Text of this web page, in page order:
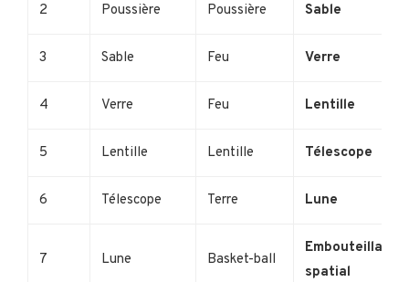
2 Poussière Poussière Sable
3 Sable Feu Verre
4 Verre Feu Lentille
5 Lentille Lentille Télescope
6 Télescope Terre Lune
7 Lune Basket-ball
Embouteillage
spatial